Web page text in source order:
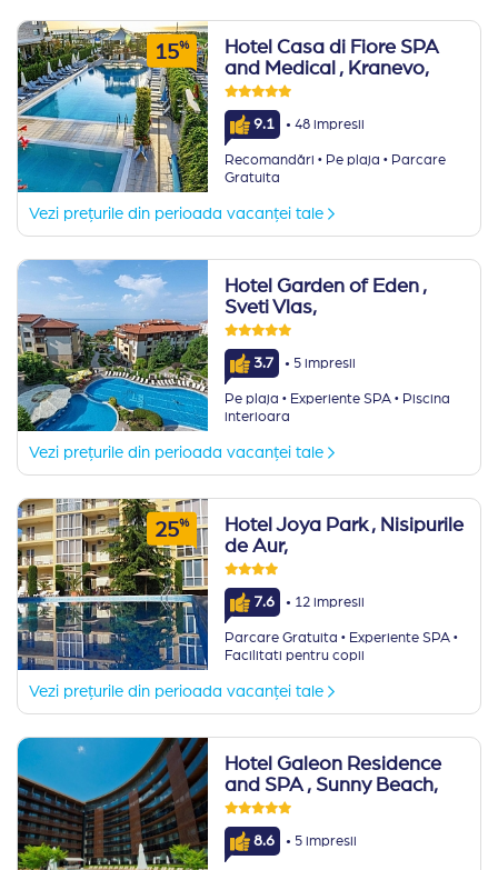
15%
Hotel Casa di Fiore SPA
and Medical , Kranevo,
9.1 · 48 impresii
Recomandări ·Pe plaja ·Parcare
Gratuita
Vezi prețurile din perioada vacanței tale
Hotel Garden of Eden ,
Sveti Vlas,
3.7 · 5 impresii
Pe plaja ·Experiente SPA ·Piscina
interioara
Vezi prețurile din perioada vacanței tale
25% Hotel Joya Park , Nisipurile
de Aur,
7.6 · 12 impresii
Parcare Gratuita ·Experiente SPA ·
Facilitati pentru copii
Vezi prețurile din perioada vacanței tale
Hotel Galeon Residence
and SPA , Sunny Beach,
8.6 · 5 impresii